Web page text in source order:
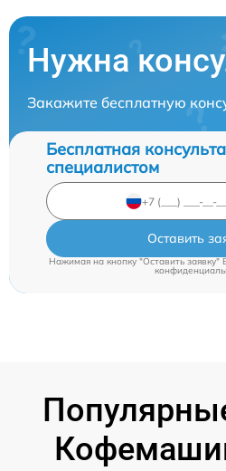
Нужна
Закажите бесплатную
Бесплатная
специалистом
Оставить
Нажимая на кнопку "Оставить заявку"